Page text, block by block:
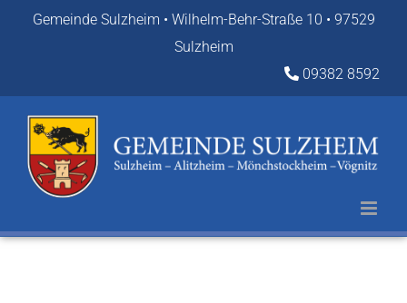
Gemeinde Sulzheim • Wilhelm-Behr-Straße 10 • 97529
Sulzheim
09382 8592